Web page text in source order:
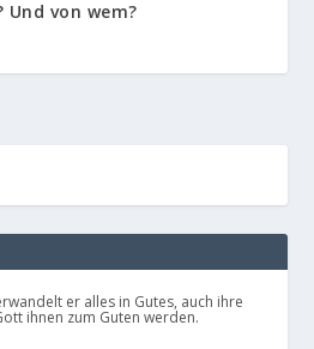
von wem?
er alles in Gutes, auch ihre
ihnen zum Guten werden.